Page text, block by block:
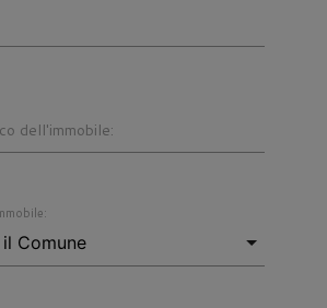
dell'immobile: